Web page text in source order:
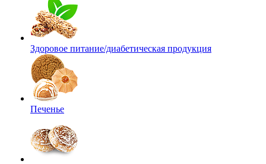
Здоровое питание/диабетическая продукция
Печенье